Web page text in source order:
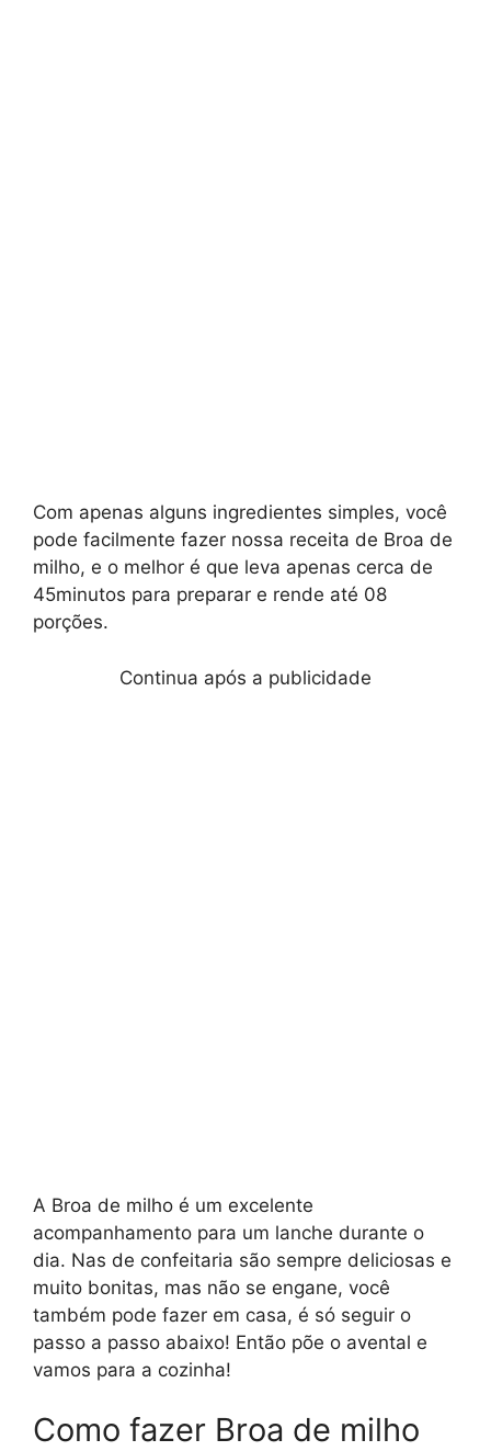
Com apenas alguns ingredientes simples, você
pode facilmente fazer nossa receita de Broa de
milho, e o melhor é que leva apenas cerca de
45minutos para preparar e rende até 08
porções.
Continua após a publicidade
A Broa de milho é um excelente
acompanhamento para um lanche durante o
dia. Nas de confeitaria são sempre deliciosas e
muito bonitas, mas não se engane, você
também pode fazer em casa, é só seguir o
passo a passo abaixo! Então põe o avental e
vamos para a cozinha!
Como fazer Broa de milho